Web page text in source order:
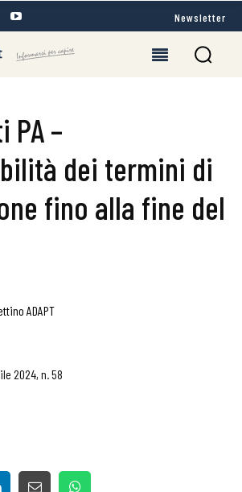
Newsletter
PA –
dei termini di
fino alla fine del
ADAPT
2024, n. 58